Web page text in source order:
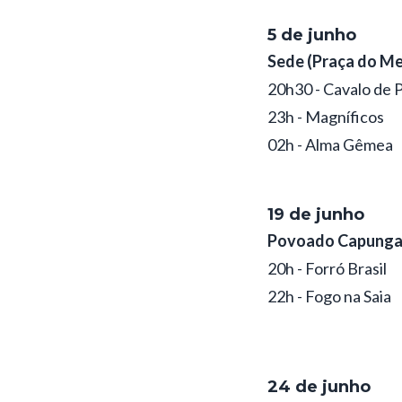
5 de junho
Sede (Praça do
20h30 - Cavalo de
23h - Magníficos
02h - Alma Gêmea
19 de junho
Povoado Capunga
20h - Forró Brasil
22h - Fogo na Saia
24 de junho